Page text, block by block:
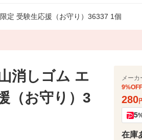
定 受験生応援（お守り）36337 1個
消しゴム エ
（お守り）3
メーカ
280
5
在庫